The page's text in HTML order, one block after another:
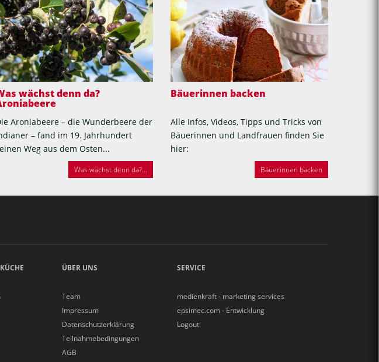
wächst denn da?
Aroniabeere – die Wunderbeere der
– fand im 19. Jahrhundert
Weg aus dem Osten...
Was wächst denn da?...
Bäuerinnen backen
Alle Infos, Videos, Tipps und Tricks von
Bäuerinnen und Landfrauen finden Sie
hier:
Bäuerinnen backen
ÜBER UNS
Team
Impressum
Datenschutzerklärung
Teilnahmebedingungen
AGB
SERVICE
medienkraft - marketing services
epsimec.com - Entwicklung
Logout